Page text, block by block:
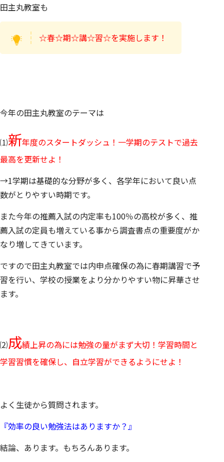
田主丸教室も
☆春☆期☆講☆習☆を実施します！
今年の田主丸教室のテーマは
⑴新年度のスタートダッシュ！一学期のテストで過去
最高を更新せよ！
→1学期は基礎的な分野が多く、各学年において良い点
数がとりやすい時期です。
また今年の推薦入試の内定率も100％の高校が多く、推
薦入試の定員も増えている事から調査書点の重要度がか
なり増してきています。
ですので田主丸教室では内申点確保の為に春期講習で予
習を行い、学校の授業をより分かりやすい物に昇華させ
ます。
⑵成績上昇の為には勉強の量がまず大切！学習時間と
学習習慣を確保し、自立学習ができるようにせよ！
よく生徒から質問されます。
『効率の良い勉強法はありますか？』
結論、あります。もちろんあります。